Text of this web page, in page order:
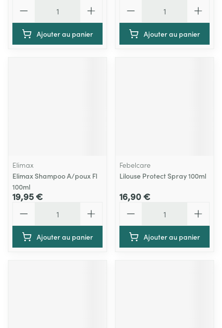
Ajouter au panier Ajouter au panier
Elimax
Elimax Shampoo A/poux Fl
100ml
19,95 €
Ajouter au panier
Febelcare
Lilouse Protect Spray 100ml
16,90 €
Ajouter au panier